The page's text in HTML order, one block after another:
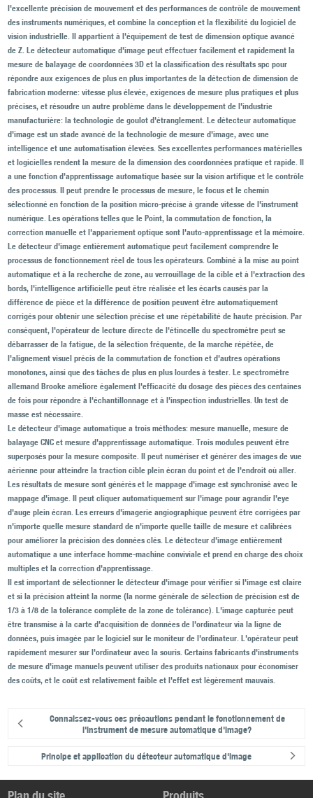
l'excellente précision de mouvement et des performances de contrôle de mouvement
des instruments numériques, et combine la conception et la flexibilité du logiciel de
vision industrielle. Il appartient à l'équipement de test de dimension optique avancé
de Z. Le détecteur automatique d'image peut effectuer facilement et rapidement la
mesure de balayage de coordonnées 3D et la classification des résultats spc pour
répondre aux exigences de plus en plus importantes de la détection de dimension de
fabrication moderne: vitesse plus élevée, exigences de mesure plus pratiques et plus
précises, et résoudre un autre problème dans le développement de l'industrie
manufacturière: la technologie de goulot d'étranglement. Le détecteur automatique
d'image est un stade avancé de la technologie de mesure d'image, avec une
intelligence et une automatisation élevées. Ses excellentes performances matérielles
et logicielles rendent la mesure de la dimension des coordonnées pratique et rapide. Il
a une fonction d'apprentissage automatique basée sur la vision artifique et le contrôle
des processus. Il peut prendre le processus de mesure, le focus et le chemin
sélectionné en fonction de la position micro-précise à grande vitesse de l'instrument
numérique. Les opérations telles que le Point, la commutation de fonction, la
correction manuelle et l'appariement optique sont l'auto-apprentissage et la mémoire.
Le détecteur d'image entièrement automatique peut facilement comprendre le
processus de fonctionnement réel de tous les opérateurs. Combiné à la mise au point
automatique et à la recherche de zone, au verrouillage de la cible et à l'extraction des
bords, l'intelligence artificielle peut être réalisée et les écarts causés par la
différence de pièce et la différence de position peuvent être automatiquement
corrigés pour obtenir une sélection précise et une répétabilité de haute précision. Par
conséquent, l'opérateur de lecture directe de l'étincelle du spectromètre peut se
débarrasser de la fatigue, de la sélection fréquente, de la marche répétée, de
l'alignement visuel précis de la commutation de fonction et d'autres opérations
monotones, ainsi que des tâches de plus en plus lourdes à tester. Le spectromètre
allemand Brooke améliore également l'efficacité du dosage des pièces des centaines
de fois pour répondre à l'échantillonnage et à l'inspection industrielles. Un test de
masse est nécessaire.
Le détecteur d'image automatique a trois méthodes: mesure manuelle, mesure de
balayage CNC et mesure d'apprentissage automatique. Trois modules peuvent être
superposés pour la mesure composite. Il peut numériser et générer des images de vue
aérienne pour atteindre la traction cible plein écran du point et de l'endroit où aller.
Les résultats de mesure sont générés et le mappage d'image est synchronisé avec le
mappage d'image. Il peut cliquer automatiquement sur l'image pour agrandir l'eye
d'auge plein écran. Les erreurs d'imagerie angiographique peuvent être corrigées par
n'importe quelle mesure standard de n'importe quelle taille de mesure et calibrées
pour améliorer la précision des données clés. Le détecteur d'image entièrement
automatique a une interface homme-machine conviviale et prend en charge des choix
multiples et la correction d'apprentissage.
Il est important de sélectionner le détecteur d'image pour vérifier si l'image est claire
et si la précision atteint la norme (la norme générale de sélection de précision est de
1/3 à 1/8 de la tolérance complète de la zone de tolérance). L'image capturée peut
être transmise à la carte d'acquisition de données de l'ordinateur via la ligne de
données, puis imagée par le logiciel sur le moniteur de l'ordinateur. L'opérateur peut
rapidement mesurer sur l'ordinateur avec la souris. Certains fabricants d'instruments
de mesure d'image manuels peuvent utiliser des produits nationaux pour économiser
des coûts, et le coût est relativement faible et l'effet est légèrement mauvais.
Connaissez-vous ces précautions pendant le fonctionnement de
l'instrument de mesure automatique d'image?
Principe et application du détecteur automatique d'image
Plan du site Produits